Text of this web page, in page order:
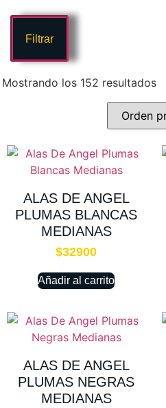
Filtrar
Mostrando los 152 resultados
ALAS DE ANGEL
PLUMAS BLANCAS
MEDIANAS
$32900
Añadir al carrito
ALAS DE ANGEL
PLUMAS NEGRAS
MEDIANAS